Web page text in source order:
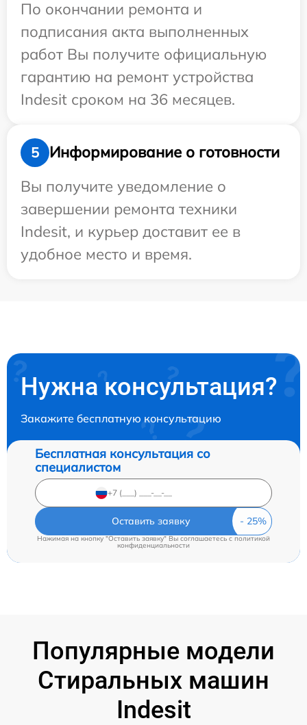
По окончании ремонта и
подписания акта выполненных
работ Вы получите официальную
гарантию на ремонт устройства
Indesit сроком на 36 месяцев.
5
Информирование о готовности
Вы получите уведомление о
завершении ремонта техники
Indesit, и курьер доставит ее в
удобное место и время.
Нужна консультация?
Закажите бесплатную консультацию
Бесплатная консультация со
специалистом
Оставить заявку
Нажимая на кнопку "Оставить заявку" Вы соглашаетесь cполитикой
конфиденциальности
Популярные модели
Стиральных машин
Indesit